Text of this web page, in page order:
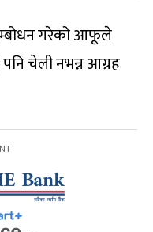
गरेको आफूले
चेली नभन्न आग्रह